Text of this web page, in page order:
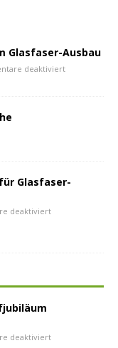
Glasfaser-Ausbau
deaktiviert
Glasfaser-
deaktiviert
deaktiviert